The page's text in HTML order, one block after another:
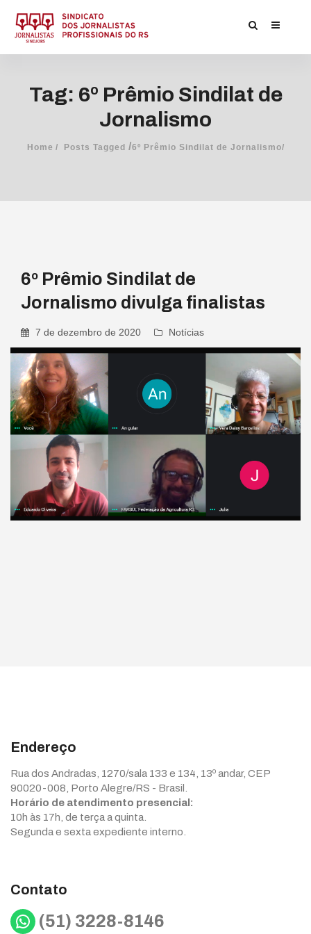
Tag: 6º Prêmio Sindilat de
Jornalismo
Home Posts Tagged /6º Prêmio Sindilat de Jornalismo/
6º Prêmio Sindilat de
Jornalismo divulga finalistas
7 de dezembro de 2020 Notícias
Endereço
Rua dos Andradas, 1270/sala 133 e 134, 13º andar, CEP
90020-008, Porto Alegre/RS - Brasil.
Horário de atendimento presencial:
10h às 17h, de terça a quinta.
Segunda e sexta expediente interno.
Contato
WhatsApp
(51) 3228-8146